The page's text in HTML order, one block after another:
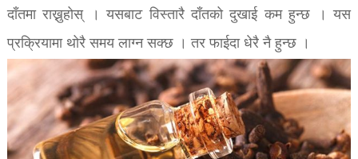
दाँतमा राख्नुहोस् । यसबाट विस्तारै दाँतको दुखाई कम हुन्छ । यस
प्रक्रियामा थोरै समय लाग्न सक्छ । तर फाईदा धेरै नै हुन्छ ।